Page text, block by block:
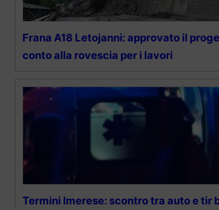
Frana A18 Letojanni: approvato il
conto alla rovescia per i lavori
Termini Imerese: scontro tra auto e tir